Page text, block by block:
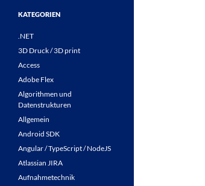
KATEGORIEN
.NET
3D Druck / 3D print
Access
Adobe Flex
Algorithmen und
Datenstrukturen
Allgemein
Android SDK
Angular / TypeScript / NodeJS
Atlassian JIRA
Aufnahmetechnik